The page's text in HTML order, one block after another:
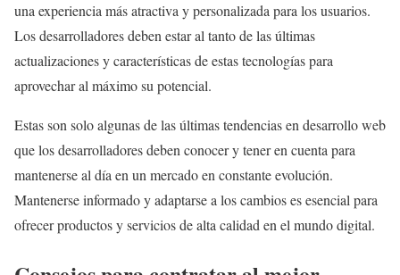
una experiencia más atractiva y personalizada para los usuarios.
Los desarrolladores deben estar al tanto de las últimas
actualizaciones y características de estas tecnologías para
aprovechar al máximo su potencial.
Estas son solo algunas de las últimas tendencias en desarrollo web
que los desarrolladores deben conocer y tener en cuenta para
mantenerse al día en un mercado en constante evolución.
Mantenerse informado y adaptarse a los cambios es esencial para
ofrecer productos y servicios de alta calidad en el mundo digital.